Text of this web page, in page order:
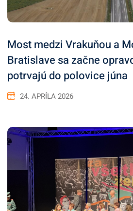
Most medzi Vrakuňou a
Bratislave sa začne
potrvajú do polovice júna
24. APRÍLA 2026